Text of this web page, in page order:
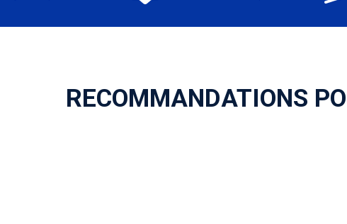
RECOMMANDATIONS